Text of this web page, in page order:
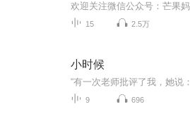
15 2.5万
小时候
9 696